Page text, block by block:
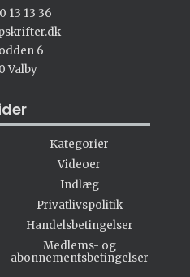
13 13 36
6
Valby
Kategorier
Videoer
Indlæg
Privatlivspolitik
Handelsbetingelser
Medlems- og
abonnementsbetingelser